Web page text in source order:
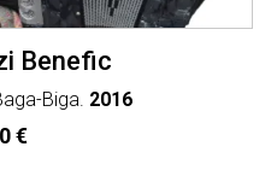
Benefic
Biga. 2016
€